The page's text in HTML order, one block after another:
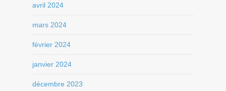
avril 2024
mars 2024
février 2024
janvier 2024
décembre 2023